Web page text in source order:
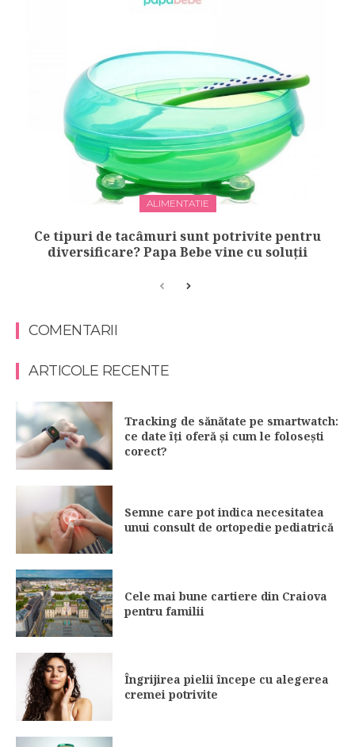
ALIMENTATIE
Ce tipuri de tacâmuri sunt potrivite pentru
diversificare? Papa Bebe vine cu soluții
COMENTARII
ARTICOLE RECENTE
Tracking de sănătate pe smartwatch:
ce date îți oferă și cum le folosești
corect?
Semne care pot indica necesitatea
unui consult de ortopedie pediatrică
Cele mai bune cartiere din Craiova
pentru familii
Îngrijirea pielii începe cu alegerea
cremei potrivite